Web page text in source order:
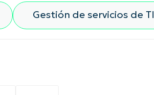
Gestión de servicios de TI